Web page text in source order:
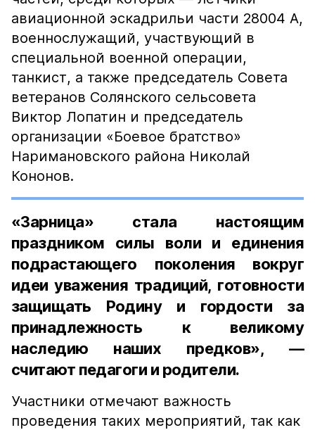
авиационной эскадрильи части 28004 А,
военнослужащий, участвующий в
специальной военной операции,
танкист, а также председатель Совета
ветеранов Солянского сельсовета
Виктор Лопатин и председатель
организации «Боевое братство»
Наримановского района Николай
Кононов.
«Зарница» стала настоящим
праздником силы воли и единения
подрастающего поколения вокруг
идеи уважения традиций, готовности
защищать Родину и гордости за
принадлежность к великому
наследию наших предков», —
считают педагоги и родители.
Участники отмечают важность
проведения таких мероприятий, так как